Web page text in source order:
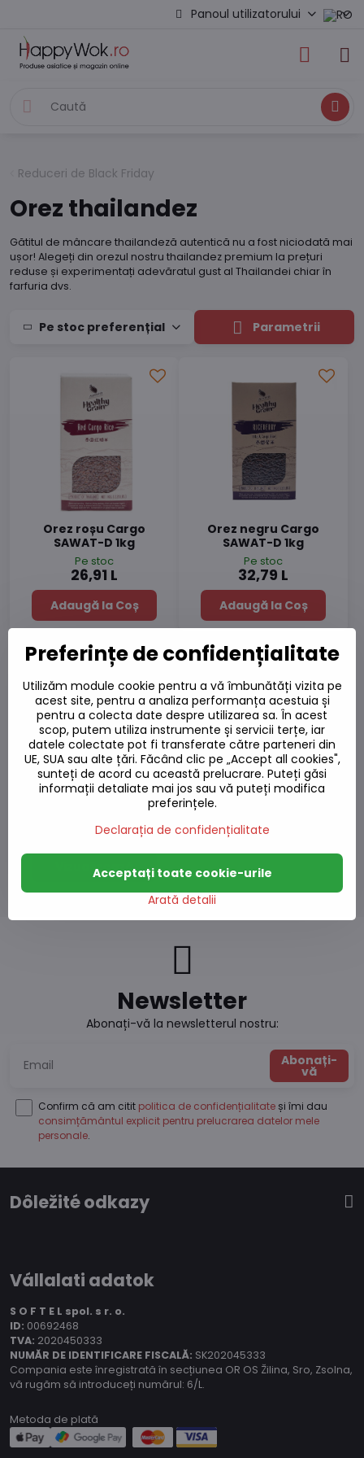
Panoul utilizatorului
Caută
Reduceri de Black Friday
Orez thailandez
Gătitul de mâncare thailandeză autentică nu a fost niciodată mai
ușor! Alegeți din orezul nostru thailandez premium la prețuri
reduse și experimentați adevăratul gust al Thailandei chiar în
farfuria dvs.
Pe stoc preferențial Parametrii
Orez roșu Cargo
SAWAT-D 1kg
Pe stoc
26,91 L
Adaugă la Coș
Orez negru Cargo
SAWAT-D 1kg
Pe stoc
32,79 L
Adaugă la Coș
Stoc epuizat
26,21 L
Vizualizează
Newsletter
Abonați-vă la newsletterul nostru:
Abonați-
vă
Confirm că am citit politica de confidențialitate și îmi dau
consimțământul explicit pentru prelucrarea datelor mele
personale.
Dôležité odkazy
Vállalati adatok
S O F T E L spol. s r. o.
ID: 00692468
TVA: 2020450333
NUMĂR DE IDENTIFICARE FISCALĂ: SK202045333
Compania este înregistrată în secțiunea OR OS Žilina, Sro, Zsolna,
vă rugăm să introduceți numărul: 6/L.
Metoda de plată
Preferințe de confidențialitate
Utilizăm module cookie pentru a vă îmbunătăți vizita pe
acest site, pentru a analiza performanța acestuia și
pentru a colecta date despre utilizarea sa. În acest
scop, putem utiliza instrumente și servicii terțe, iar
datele colectate pot fi transferate către parteneri din
UE, SUA sau alte țări. Făcând clic pe „Accept all cookies",
sunteți de acord cu această prelucrare. Puteți găsi
informații detaliate mai jos sau vă puteți modifica
preferințele.
Declarația de confidențialitate
Arată detalii
Acceptați toate cookie-urile